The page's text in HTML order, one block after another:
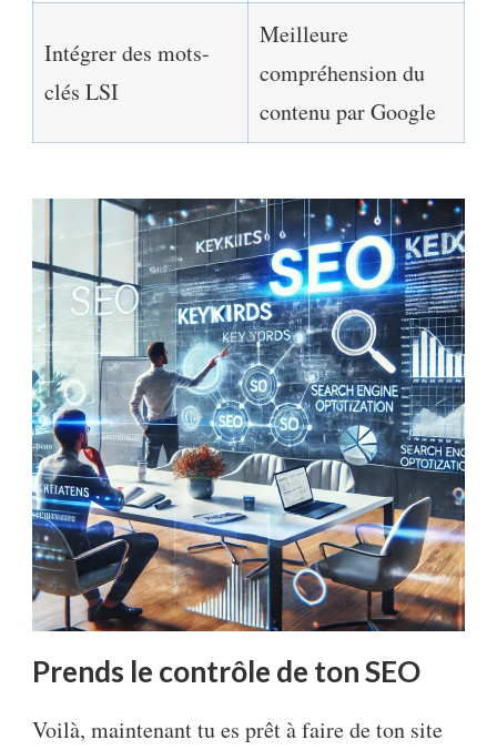
Intégrer des mots-
clés LSI
Meilleure
compréhension du
contenu par Google
Prends le contrôle de ton SEO
Voilà, maintenant tu es prêt à faire de ton site